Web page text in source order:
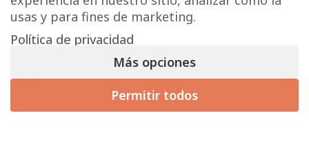
Copyright © Onlytiles S.L.
La Casa de los Azulejos ®
Diseño Web
usas y para fines de marketing.
Política de privacidad
Más opciones
Permitir todos